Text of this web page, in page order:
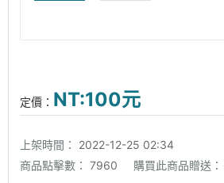
定價： NT:100元
上架時間：
2022-12-25 02:34
商品點擊數： 7960 購買此商品贈送：